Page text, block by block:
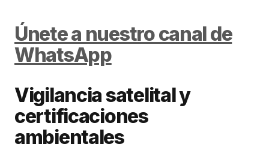
Únete a nuestro canal de
WhatsApp
Vigilancia satelital y
certificaciones
ambientales